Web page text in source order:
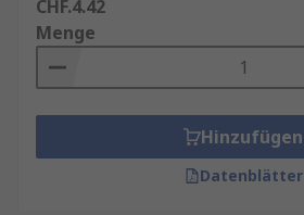
CHF.4.42
Menge
Hinzufügen
Datenblätter